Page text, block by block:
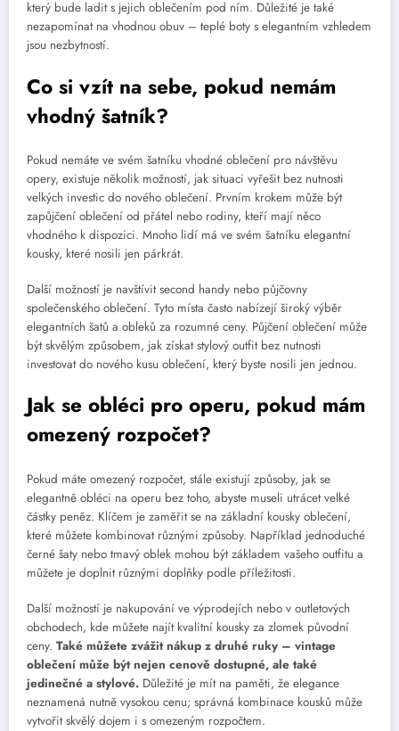
který bude ladit s jejich oblečením pod ním. Důležité je také
nezapomínat na vhodnou obuv – teplé boty s elegantním vzhledem
jsou nezbytností.
Co si vzít na sebe, pokud nemám
vhodný šatník?
Pokud nemáte ve svém šatníku vhodné oblečení pro návštěvu
opery, existuje několik možností, jak situaci vyřešit bez nutnosti
velkých investic do nového oblečení. Prvním krokem může být
zapůjčení oblečení od přátel nebo rodiny, kteří mají něco
vhodného k dispozici. Mnoho lidí má ve svém šatníku elegantní
kousky, které nosili jen párkrát.
Další možností je navštívit second handy nebo půjčovny
společenského oblečení. Tyto místa často nabízejí široký výběr
elegantních šatů a obleků za rozumné ceny. Půjčení oblečení může
být skvělým způsobem, jak získat stylový outfit bez nutnosti
investovat do nového kusu oblečení, který byste nosili jen jednou.
Jak se obléci pro operu, pokud mám
omezený rozpočet?
Pokud máte omezený rozpočet, stále existují způsoby, jak se
elegantně obléci na operu bez toho, abyste museli utrácet velké
částky peněz. Klíčem je zaměřit se na základní kousky oblečení,
které můžete kombinovat různými způsoby. Například jednoduché
černé šaty nebo tmavý oblek mohou být základem vašeho outfitu a
můžete je doplnit různými doplňky podle příležitosti.
Další možností je nakupování ve výprodejích nebo v outletových
obchodech, kde můžete najít kvalitní kousky za zlomek původní
ceny. Také můžete zvážit nákup z druhé ruky – vintage
oblečení může být nejen cenově dostupné, ale také
jedinečné a stylové. Důležité je mít na paměti, že elegance
neznamená nutně vysokou cenu; správná kombinace kousků může
vytvořit skvělý dojem i s omezeným rozpočtem.